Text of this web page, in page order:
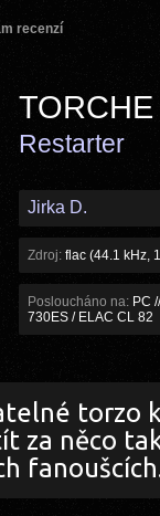
recenzí
TORCHE
Restarter
Jirka D.
Zdroj: flac (44.1 kHz,
Posloucháno na: PC
730ES / ELAC CL 82
torzo
za něco